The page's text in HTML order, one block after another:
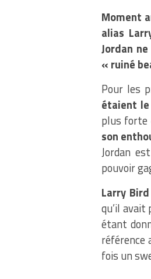
Moment
alias
Jordan
« ruiné
Pour les
étaient le
plus forte
son
Jordan
pouvoir
Larry Bird
qu’il avait
étant
référence
fois un